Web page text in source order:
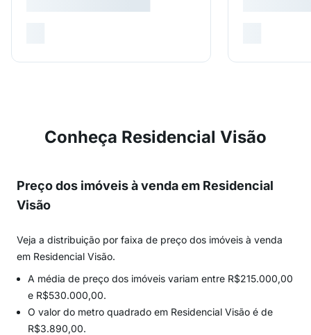
Conheça Residencial Visão
Preço dos imóveis à venda em Residencial
Visão
Veja a distribuição por faixa de preço dos imóveis à venda
em Residencial Visão.
A média de preço dos imóveis variam entre R$215.000,00
e R$530.000,00.
O valor do metro quadrado em Residencial Visão é de
R$3.890,00.